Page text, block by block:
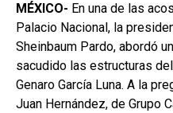
MÉXICO- En una de las
Palacio Nacional, la
Sheinbaum Pardo, abordó
sacudido las estructuras
Genaro García Luna. A la
Juan Hernández, de Grupo